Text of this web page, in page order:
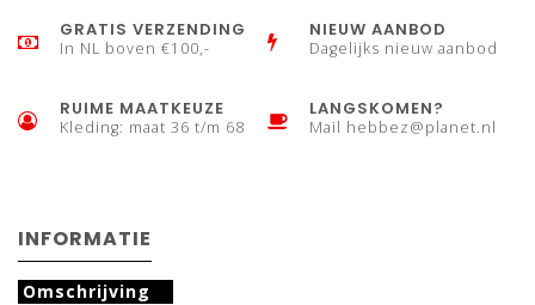
GRATIS VERZENDING
In NL boven €100,-
NIEUW AANBOD
Dagelijks nieuw aanbod
RUIME MAATKEUZE
Kleding: maat 36 t/m 68
LANGSKOMEN?
Mail hebbez@planet.nl
INFORMATIE
Omschrijving